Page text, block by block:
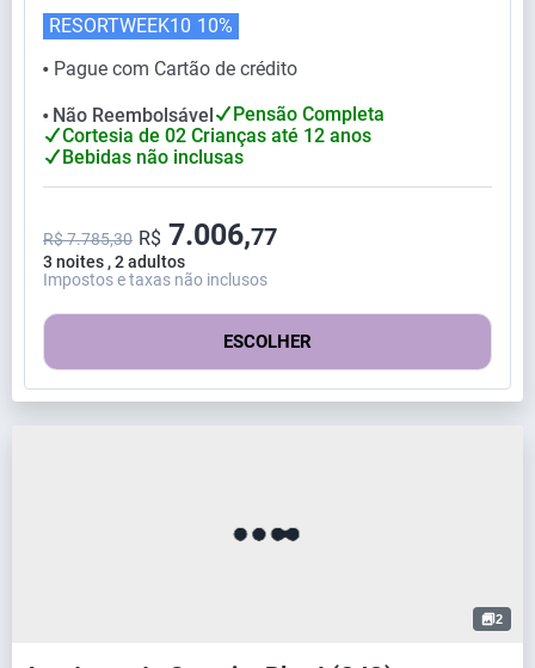
⬤ Pague com Cartão de crédito
RESORTWEEK10 10%
⬤ Não Reembolsável
Pensão Completa
Cortesia de 02 Crianças até 12 anos
Bebidas não inclusas
3 noites , 2 adultos
R$ 7.785,30 R$ 7.006,77
Impostos e taxas não inclusos
ESCOLHER
2